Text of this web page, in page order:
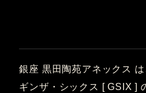
銀座 黒田陶苑アネックス は
ギンザ・シックス [ GSIX ]